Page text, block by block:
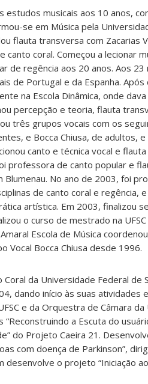
estudos musicais aos 10 anos,
se em Música pela
flauta transversa com Zacarias
coral. Começou a lecionar
de regência aos 20 anos. Aos
de Portugal e da Espanha.
na Escola Dinâmica, onde
percepção e teoria, flauta
três grupos vocais com os
e Bocca Chiusa, de adultos,
canto e técnica vocal e
professora de canto popular e
Blumenau. No ano de 2003, foi
de canto coral e regência,
artística. Em 2003, finalizou
o curso de mestrado na
Escola de Música
Vocal Bocca Chiusa desde 1996.
da Universidade Federal de
dando início às suas atividades
e da Orquestra de Câmara da
a Escuta do
do Projeto Caeira 21.
com doença de Parkinson”,
desenvolve o projeto “Iniciação